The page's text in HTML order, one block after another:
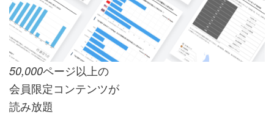
50,000ページ以上の
会員限定コンテンツが
読み放題